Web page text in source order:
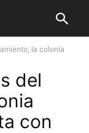
la colonia
del
con